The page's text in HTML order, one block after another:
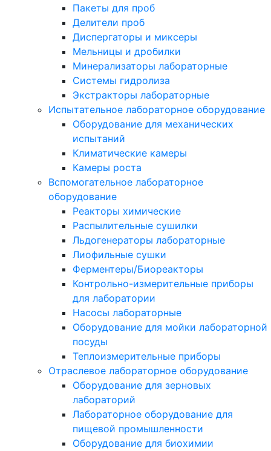
Пакеты для проб
Делители проб
Диспергаторы и миксеры
Мельницы и дробилки
Минерализаторы лабораторные
Системы гидролиза
Экстракторы лабораторные
Испытательное лабораторное оборудование
Оборудование для механических
испытаний
Климатические камеры
Камеры роста
Вспомогательное лабораторное
оборудование
Реакторы химические
Распылительные сушилки
Льдогенераторы лабораторные
Лиофильные сушки
Ферментеры/Биореакторы
Контрольно-измерительные приборы
для лаборатории
Насосы лабораторные
Оборудование для мойки лабораторной
посуды
Теплоизмерительные приборы
Отраслевое лабораторное оборудование
Оборудование для зерновых
лабораторий
Лабораторное оборудование для
пищевой промышленности
Оборудование для биохимии